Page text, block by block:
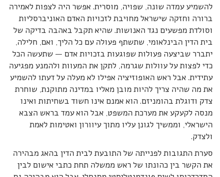
להשמיע עמדה שונה, שפויה, מוסרית. אפשר היה לצפות לאמירה
ברורה וחזקה שישראל מחויבת לזכויות האדם האוניברסליות
וסולדת מפשעים נגד האנושות. שהיא תקבל באהבה בדיקה של
בית הדין הבינלאומי, שתשתף פעולה עם כל הליך, ואם, חלילה,
יתברר שביצעה פעולות שפוגעות בזכויות אדם — שתעשה הכל
כדי לפצות על עוולות שגרמה, לתקן את המעוות ולהמנע מפגיעה
עתידית. אבל ראש האופוזיציה אפילו לא מעלה על דעתו להשמיע
את מה שהיה צריך להיות מובן מאליו במדינה מתוקנת, שוחרת
צדק ודוגלת בהומניזם. הוא אמנם אינו חשוד בשחיתות ואינו
מנסה לקעקע את מערכת המשפט, אבל הוא עמד בראש הצבא
הישראלי, וממשיך לגונן עליו מתוך עיוורון ואטימות לאמת
ולצדק.
סערת התגובות לפנייתה של התובעת לבית הדין בהאג מבהירה
את הקשר בין כהונתו של ראש ממשלה תחת כתבי אישום לבין